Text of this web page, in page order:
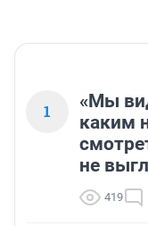
1
«Мы
каким
не
419